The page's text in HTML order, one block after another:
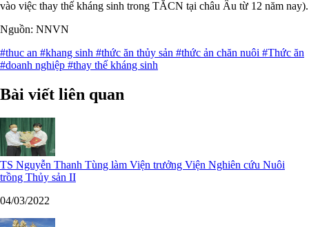
vào việc thay thế kháng sinh trong TĂCN tại châu Âu từ 12 năm nay).
Nguồn: NNVN
#thuc an #khang sinh #thức ăn thủy sản #thức ản chăn nuôi #Thức ăn
#doanh nghiệp #thay thế kháng sinh
Bài viết liên quan
TS Nguyễn Thanh Tùng làm Viện trưởng Viện Nghiên cứu Nuôi
trồng Thủy sản II
04/03/2022